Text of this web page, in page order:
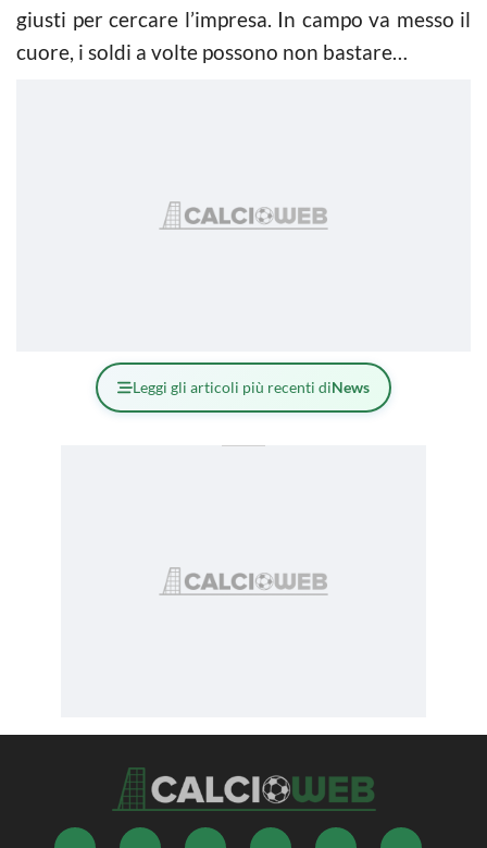
giusti per cercare l’impresa. In campo va messo il
cuore, i soldi a volte possono non bastare…
Leggi gli articoli più recenti diNews